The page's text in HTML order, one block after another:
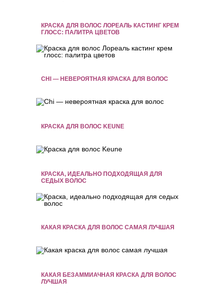
КРАСКА ДЛЯ ВОЛОС ЛОРЕАЛЬ КАСТИНГ КРЕМ
ГЛОСС: ПАЛИТРА ЦВЕТОВ
CHI — НЕВЕРОЯТНАЯ КРАСКА ДЛЯ ВОЛОС
КРАСКА ДЛЯ ВОЛОС KEUNE
КРАСКА, ИДЕАЛЬНО ПОДХОДЯЩАЯ ДЛЯ
СЕДЫХ ВОЛОС
КАКАЯ КРАСКА ДЛЯ ВОЛОС САМАЯ ЛУЧШАЯ
КАКАЯ БЕЗАММИАЧНАЯ КРАСКА ДЛЯ ВОЛОС
ЛУЧШАЯ